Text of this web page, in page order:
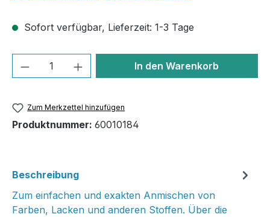
Sofort verfügbar, Lieferzeit: 1-3 Tage
Produkt Anzahl: Gib denIn den Warenkorb
Zum Merkzettel hinzufügen
Produktnummer: 60010184
Beschreibung
Zum einfachen und exakten Anmischen von
Farben, Lacken und anderen Stoffen. Über die